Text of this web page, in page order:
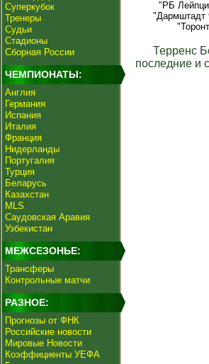
Суперкубок
Тренеры
Судьи
Стадионы
Сборная России
ЧЕМПИОНАТЫ:
Англия
Германия
Испания
Италия
Франция
Нидерланды
Португалия
Турция
Беларусь
Казахстан
MLS
Саудовская Аравия
Узбекистан
МЕЖСЕЗОНЬЕ:
Трансферы
Контрольные матчи
РАЗНОЕ:
Прогнозы от ФНК
Российские новости
Мировые Новости
Коэффициенты УЕФА
"РБ
"Дармштадт
Терренс
последние и